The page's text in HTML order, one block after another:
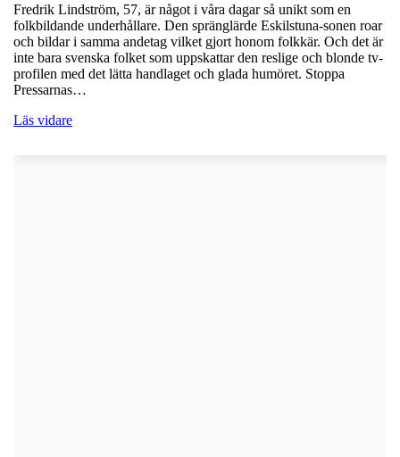
Fredrik Lindström, 57, är något i våra dagar så unikt som en
folkbildande underhållare. Den spränglärde Eskilstuna-sonen roar
och bildar i samma andetag vilket gjort honom folkkär. Och det är
inte bara svenska folket som uppskattar den reslige och blonde tv-
profilen med det lätta handlaget och glada humöret. Stoppa
Pressarnas…
Läs vidare